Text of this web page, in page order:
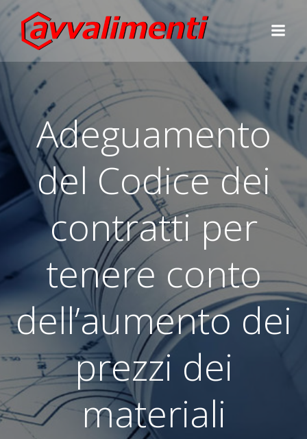
al
contenuto
Adeguamento
del Codice dei
contratti per
tenere conto
dell’aumento dei
prezzi dei
materiali